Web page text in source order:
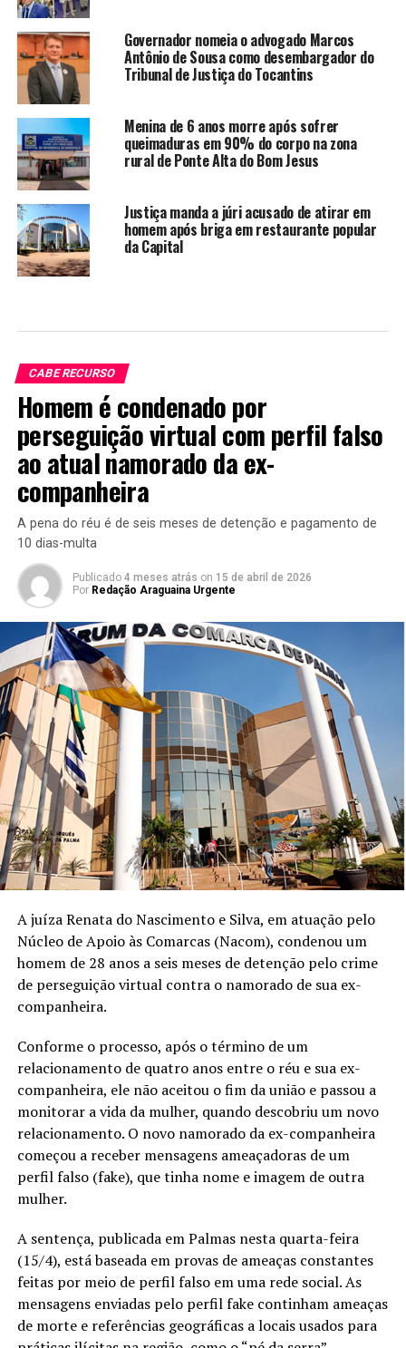
Governador nomeia o advogado Marcos
Antônio de Sousa como desembargador do
Tribunal de Justiça do Tocantins
Menina de 6 anos morre após sofrer
queimaduras em 90% do corpo na zona
rural de Ponte Alta do Bom Jesus
Justiça manda a júri acusado de atirar em
homem após briga em restaurante popular
da Capital
CABE RECURSO
Homem é condenado por
perseguição virtual com perfil falso
ao atual namorado da ex-
companheira
A pena do réu é de seis meses de detenção e pagamento de
10 dias-multa
Publicado 4 meses atrás on 15 de abril de 2026
Por Redação Araguaina Urgente
A juíza Renata do Nascimento e Silva, em atuação pelo
Núcleo de Apoio às Comarcas (Nacom), condenou um
homem de 28 anos a seis meses de detenção pelo crime
de perseguição virtual contra o namorado de sua ex-
companheira.
Conforme o processo, após o término de um
relacionamento de quatro anos entre o réu e sua ex-
companheira, ele não aceitou o fim da união e passou a
monitorar a vida da mulher, quando descobriu um novo
relacionamento. O novo namorado da ex-companheira
começou a receber mensagens ameaçadoras de um
perfil falso (fake), que tinha nome e imagem de outra
mulher.
A sentença, publicada em Palmas nesta quarta-feira
(15/4), está baseada em provas de ameaças constantes
feitas por meio de perfil falso em uma rede social. As
mensagens enviadas pelo perfil fake continham ameaças
de morte e referências geográficas a locais usados para